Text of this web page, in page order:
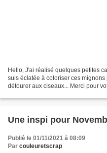
Hello, J'ai réalisé quelques petites
suis éclatée à coloriser ces
détourer aux ciseaux... Merci pour
Une inspi pour
Publié le 01/11/2021 à 08:09
Par couleuretscrap